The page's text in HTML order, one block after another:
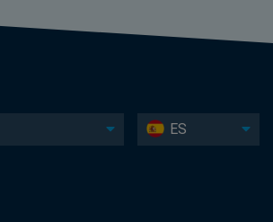
ES